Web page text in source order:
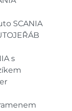
SCANIA
s